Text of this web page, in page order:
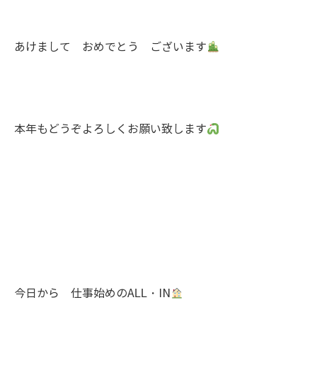
あけまして おめでとう ございます
本年もどうぞよろしくお願い致します
今日から 仕事始めのALL・IN